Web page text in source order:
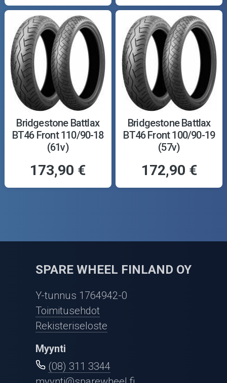
Bridgestone Battlax
BT46 Front 110/90-18
(61v)
173,90 €
Bridgestone Battlax
BT46 Front 100/90-19
(57v)
172,90 €
SPARE WHEEL FINLAND OY
Y-tunnus 1764942-0
Toimitusehdot
Rekisteriseloste
Myynti
(08) 311 3344